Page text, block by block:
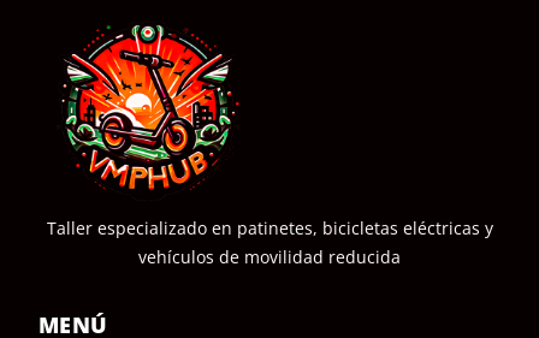
Taller especializado en patinetes, bicicletas eléctricas y
vehículos de movilidad reducida
MENÚ